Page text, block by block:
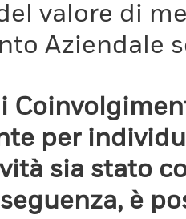
valore di
Aziendale
per
sia stato
è